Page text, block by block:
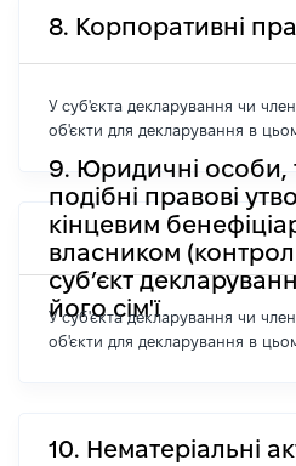
8. Корпоративні
У суб'єкта декларування чи
об'єкти для декларування в
9. Юридичні особи,
подібні правові
кінцевим
власником
суб’єкт
його сім'ї
У суб'єкта декларування чи
об'єкти для декларування в
10. Нематеріальні